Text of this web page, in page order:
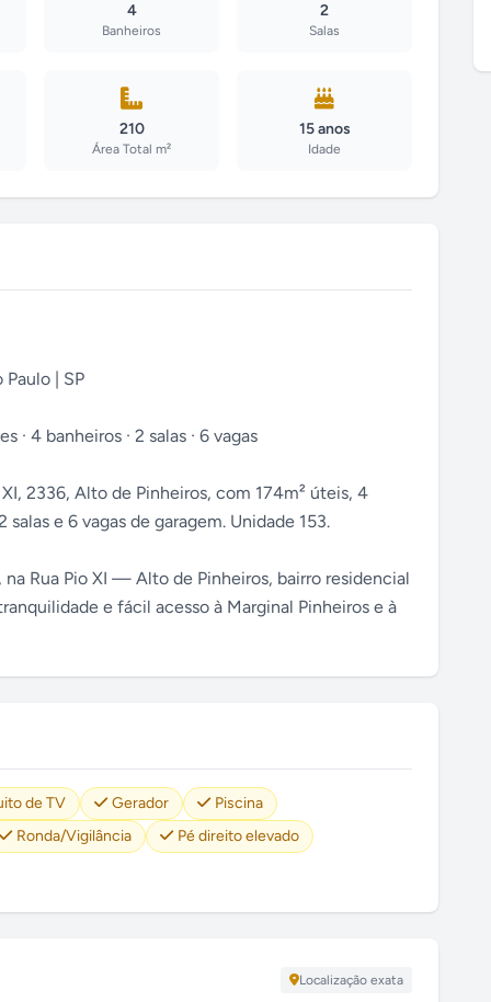
4
Banheiros
2
Salas
210
Área Total m²
15 anos
Idade
| SP
· 4 banheiros · 2 salas · 6 vagas
2336, Alto de Pinheiros, com 174m² úteis, 4
e 6 vagas de garagem. Unidade 153.
Rua Pio XI — Alto de Pinheiros, bairro residencial
e fácil acesso à Marginal Pinheiros e à
de TV Gerador
Piscina
Ronda/Vigilância
Pé direito elevado
Localização exata